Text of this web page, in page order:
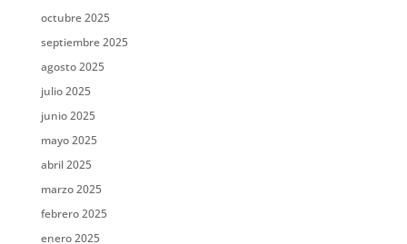
octubre 2025
septiembre 2025
agosto 2025
julio 2025
junio 2025
mayo 2025
abril 2025
marzo 2025
febrero 2025
enero 2025